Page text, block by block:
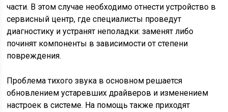
части. В этом случае необходимо отнести устройство в
сервисный центр, где специалисты проведут
диагностику и устранят неполадки: заменят либо
починят компоненты в зависимости от степени
повреждения.
Проблема тихого звука в основном решается
обновлением устаревших драйверов и изменением
настроек в системе. На помощь также приходят